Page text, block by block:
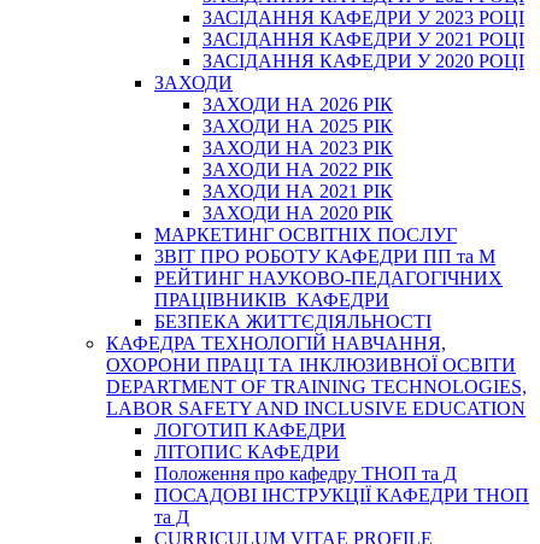
ЗАСІДАННЯ КАФЕДРИ У 2023 РОЦІ
ЗАСІДАННЯ КАФЕДРИ У 2021 РОЦІ
ЗАСІДАННЯ КАФЕДРИ У 2020 РОЦІ
ЗАХОДИ
ЗАХОДИ НА 2026 РІК
ЗАХОДИ НА 2025 РІК
ЗАХОДИ НА 2023 РІК
ЗАХОДИ НА 2022 РІК
ЗАХОДИ НА 2021 РІК
ЗАХОДИ НА 2020 РІК
МАРКЕТИНГ ОСВІТНІХ ПОСЛУГ
3BIT ПРО РОБОТУ КАФЕДРИ ПП та М
РЕЙТИНГ НАУКОВО-ПЕДАГОГІЧНИХ
ПРАЦІВНИКІВ КАФЕДРИ
БЕЗПЕКА ЖИТТЄДІЯЛЬНОСТІ
КАФЕДРА ТЕХНОЛОГІЙ НАВЧАННЯ,
ОХОРОНИ ПРАЦІ ТА ІНКЛЮЗИВНОЇ ОСВІТИ
DEPARTMENT OF TRAINING TECHNOLOGIES,
LABOR SAFETY AND INCLUSIVE EDUCATION
ЛОГОТИП КАФЕДРИ
ЛІТОПИС КАФЕДРИ
Положення про кафедру ТНОП та Д
ПОСАДОВІ ІНСТРУКЦІЇ КАФЕДРИ ТНОП
та Д
CURRICULUM VITAE PROFILE